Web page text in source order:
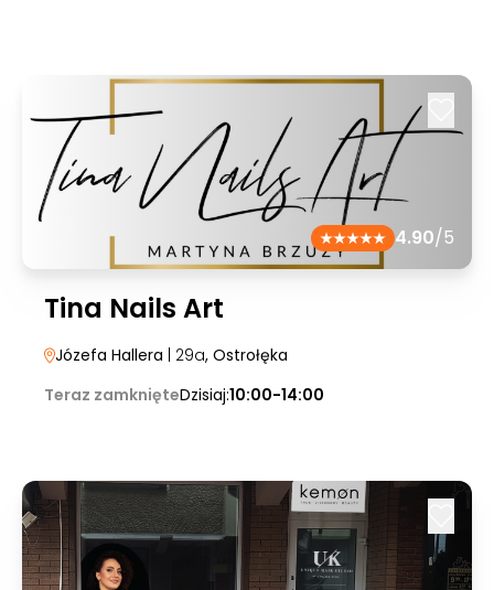
4.90/5
Tina Nails Art
Józefa Hallera | 29a, Ostrołęka
Teraz zamknięteDzisiaj:10:00-14:00